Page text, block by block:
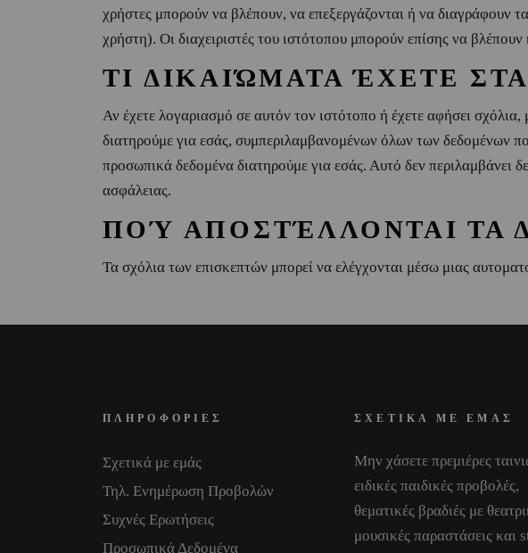
χρήστες μπορούν να βλέπουν, να επεξεργάζονται ή να
χρήστη). Οι διαχειριστές του ιστότοπου μπορούν επίσης να βλέπουν
ΤΙ ΔΙΚΑΙΏΜΑΤΑ ΈΧΕΤΕ
Αν έχετε λογαριασμό σε αυτόν τον ιστότοπο ή έχετε αφήσει
διατηρούμε για εσάς, συμπεριλαμβανομένων όλων των δεδομένων
προσωπικά δεδομένα διατηρούμε για εσάς. Αυτό δεν περιλαμβάνει
ασφάλειας.
ΠΟΎ ΑΠΟΣΤΈΛΛΟΝΤΑΙ ΤΑ
Τα σχόλια των επισκεπτών μπορεί να ελέγχονται μέσω μιας
ΠΛΗΡΟΦΟΡΙΕΣ
Σχετικά με εμάς
Τηλ. Ενημέρωση Προβολών
Συχνές Ερωτήσεις
Προσωπικά Δεδομένα
ΣΧΕΤΙΚΑ ΜΕ ΕΜΑΣ
Μην χάσετε πρεμιέρες
ειδικές παιδικές προβολές,
θεματικές βραδιές με
μουσικές παραστάσεις και